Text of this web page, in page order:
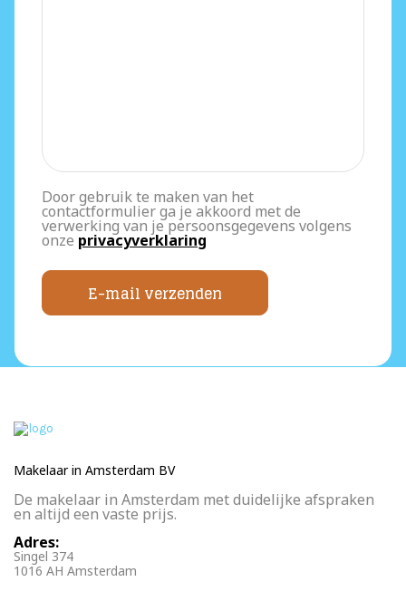
Door gebruik te maken van het
contactformulier ga je akkoord met de
verwerking van je persoonsgegevens volgens
onze privacyverklaring
E-mail verzenden
Makelaar in Amsterdam BV
De makelaar in Amsterdam met duidelijke afspraken
en altijd een vaste prijs.
Adres:
Singel 374
1016 AH Amsterdam